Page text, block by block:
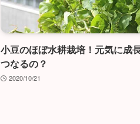
小豆のほぼ水耕栽培！元気に成
つなるの？
2020/10/21